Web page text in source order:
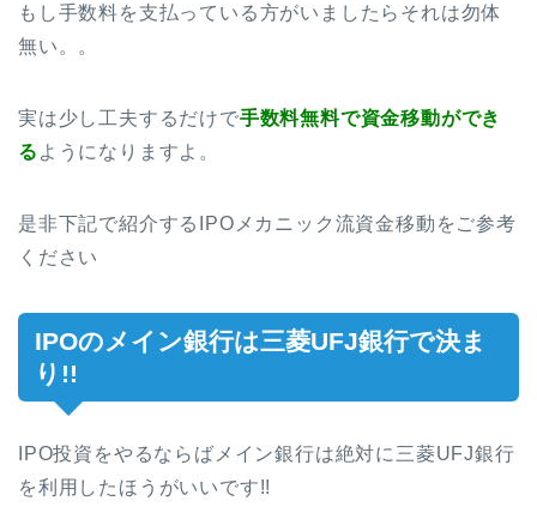
もし手数料を支払っている方がいましたらそれは勿体
無い。。
実は少し工夫するだけで手数料無料で資金移動ができ
る ようになりますよ。
是非下記で紹介するIPOメカニック流資金移動をご参考
ください
IPOのメイン銀行は三菱UFJ銀行で決ま
り!!
IPO投資をやるならばメイン銀行は絶対に三菱UFJ銀行
を利用したほうがいいです!!